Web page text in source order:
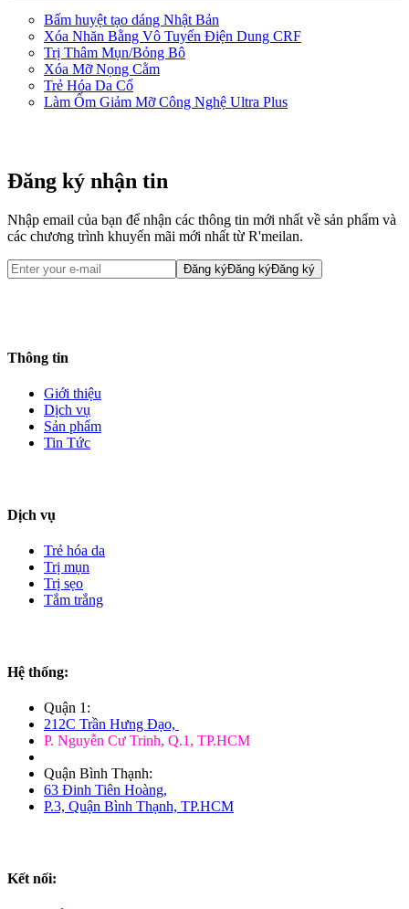
Bấm huyệt tạo dáng Nhật Bản
Xóa Nhăn Bằng Vô Tuyến Điện Dung CRF
Trị Thâm Mụn/Bỏng Bô
Xóa Mỡ Nọng Cằm
Trẻ Hóa Da Cổ
Làm Ốm Giảm Mỡ Công Nghệ Ultra Plus
Đăng ký nhận tin
Nhập email của bạn để nhận các thông tin mới nhất về sản phẩm và
các chương trình khuyến mãi mới nhất từ R'meilan.
Đăng kýĐăng kýĐăng ký
Thông tin
Giới thiệu
Dịch vụ
Sản phẩm
Tin Tức
Dịch vụ
Trẻ hóa da
Trị mụn
Trị sẹo
Tắm trắng
Hệ thống:
Quận 1:
212C Trần Hưng Đạo,
P. Nguyễn Cư Trinh, Q.1, TP.HCM
Quận Bình Thạnh:
63 Đinh Tiên Hoàng,
P.3, Quận Bình Thạnh, TP.HCM
Kết nối: